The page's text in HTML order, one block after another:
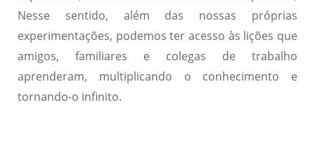
Nesse sentido, além das nossas próprias
experimentações, podemos ter acesso às lições que
amigos, familiares e colegas de trabalho
aprenderam, multiplicando o conhecimento e
tornando-o infinito.